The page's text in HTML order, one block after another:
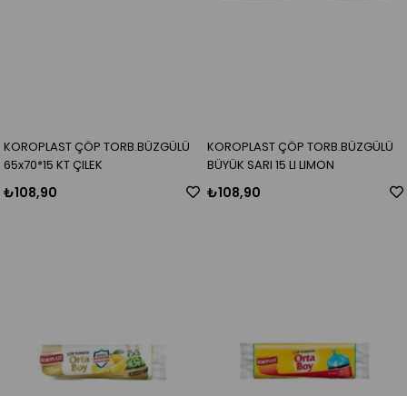
KOROPLAST ÇÖP TORB.BÜZGÜLÜ
65x70*15 KT ÇILEK
₺108,90
KOROPLAST ÇÖP TORB.BÜZGÜLÜ
BÜYÜK SARI 15 LI LIMON
₺108,90